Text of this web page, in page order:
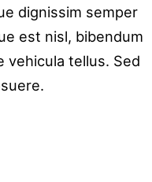
dignissim semper
est nisl, bibendum
vehicula tellus. Sed